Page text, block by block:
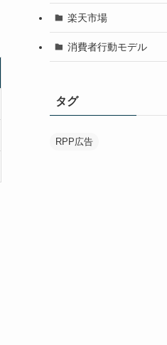
楽天市場
消費者行動モデル
タグ
RPP広告